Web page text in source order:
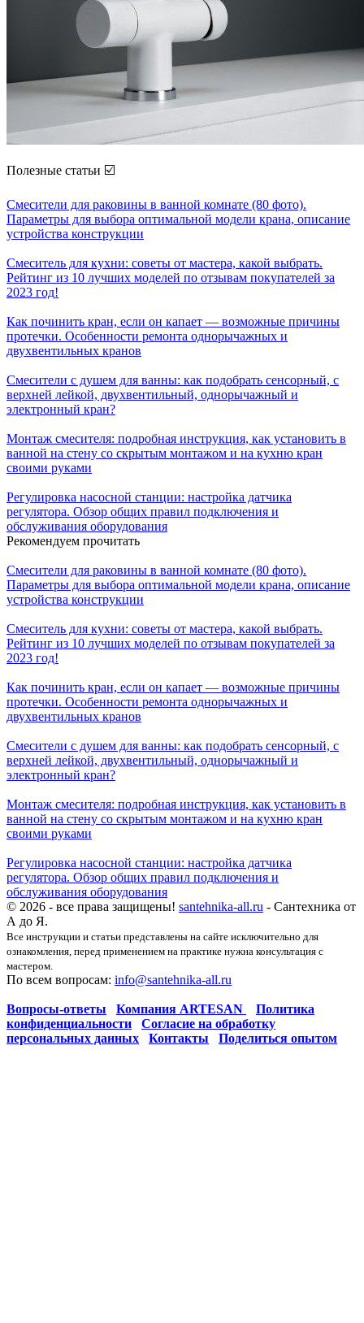
Полезные статьи ☑️
Смесители для раковины в ванной комнате (80 фото).
Параметры для выбора оптимальной модели крана, описание
устройства конструкции
Смеситель для кухни: советы от мастера, какой выбрать.
Рейтинг из 10 лучших моделей по отзывам покупателей за
2023 год!
Как починить кран, если он капает — возможные причины
протечки. Особенности ремонта однорычажных и
двухвентильных кранов
Смесители с душем для ванны: как подобрать сенсорный, с
верхней лейкой, двухвентильный, однорычажный и
электронный кран?
Монтаж смесителя: подробная инструкция, как установить в
ванной на стену со скрытым монтажом и на кухню кран
своими руками
Регулировка насосной станции: настройка датчика
регулятора. Обзор общих правил подключения и
обслуживания оборудования
Рекомендуем прочитать
Смесители для раковины в ванной комнате (80 фото).
Параметры для выбора оптимальной модели крана, описание
устройства конструкции
Смеситель для кухни: советы от мастера, какой выбрать.
Рейтинг из 10 лучших моделей по отзывам покупателей за
2023 год!
Как починить кран, если он капает — возможные причины
протечки. Особенности ремонта однорычажных и
двухвентильных кранов
Смесители с душем для ванны: как подобрать сенсорный, с
верхней лейкой, двухвентильный, однорычажный и
электронный кран?
Монтаж смесителя: подробная инструкция, как установить в
ванной на стену со скрытым монтажом и на кухню кран
своими руками
Регулировка насосной станции: настройка датчика
регулятора. Обзор общих правил подключения и
обслуживания оборудования
© 2026 - все права защищены! santehnika-all.ru - Сантехника от
А до Я.
Все инструкции и статьи представлены на сайте исключительно для
ознакомления, перед применением на практике нужна консультация с
мастером.
По всем вопросам: info@santehnika-all.ru
Вопросы-ответы Компания ARTESAN
Политика
конфиденциальности
Согласие на обработку
персональных данных
Контакты Поделиться опытом